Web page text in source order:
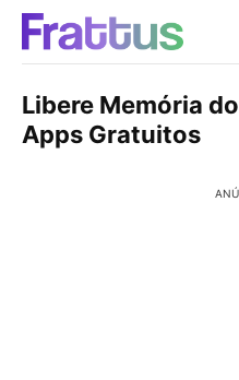
Libere Memória
Apps Gratuitos